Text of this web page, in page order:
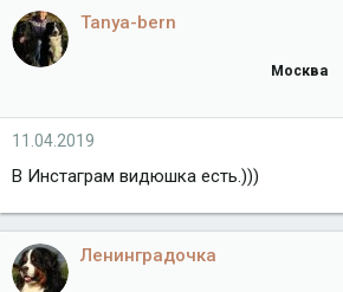
Tanya-bern
Москва
11.04.2019
В Инстаграм видюшка есть.)))
Ленинградочка